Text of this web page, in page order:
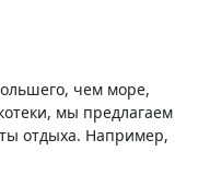
чем море,
мы предлагаем
отдыха. Например,